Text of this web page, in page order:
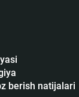
berish natijalari